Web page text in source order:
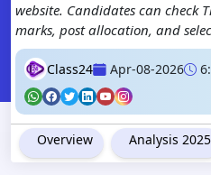
website. Candidates can check
marks, post allocation, and
Class24 Apr-08-2026
Overview Analysis 2025